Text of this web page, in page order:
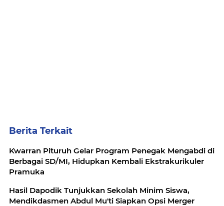
Berita Terkait
Kwarran Pituruh Gelar Program Penegak Mengabdi di
Berbagai SD/MI, Hidupkan Kembali Ekstrakurikuler
Pramuka
Hasil Dapodik Tunjukkan Sekolah Minim Siswa,
Mendikdasmen Abdul Mu'ti Siapkan Opsi Merger